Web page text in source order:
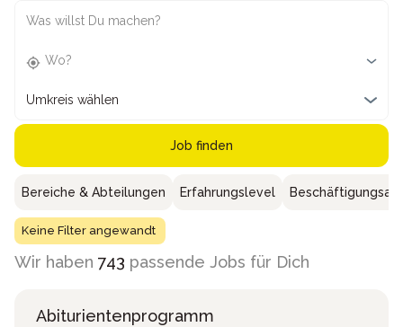
Was willst Du machen?
Wo?
Umkreis wählen
Job finden
Bereiche & Abteilungen Erfahrungslevel
Keine Filter angewandt
Wir haben 743 passende Jobs für Dich
Abiturientenprogramm